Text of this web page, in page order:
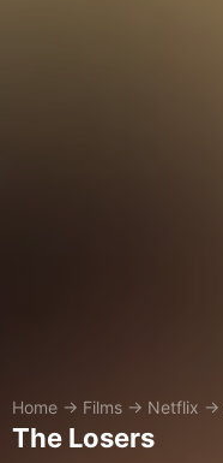
Home → Films → Netflix →
The Losers